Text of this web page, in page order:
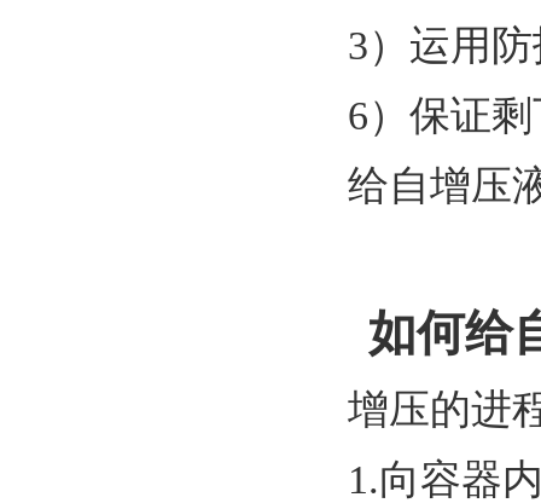
3）运用
6）保证
给自增压
如何给
增压的进
1.向容器